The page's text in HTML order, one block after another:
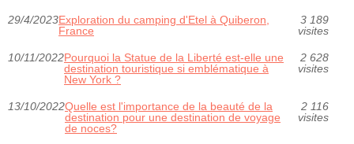
29/4/2023Exploration du camping d'Etel à Quiberon,
France
3 189
visites
10/11/2022Pourquoi la Statue de la Liberté est-elle une
destination touristique si emblématique à
New York ?
2 628
visites
13/10/2022Quelle est l'importance de la beauté de la
destination pour une destination de voyage
de noces?
2 116
visites